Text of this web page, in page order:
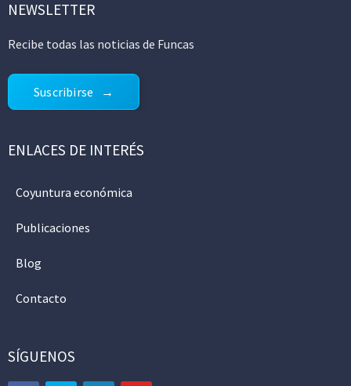
NEWSLETTER
Recibe todas las noticias de Funcas
Suscribirse
ENLACES DE INTERÉS
Coyuntura económica
Publicaciones
Blog
Contacto
SÍGUENOS